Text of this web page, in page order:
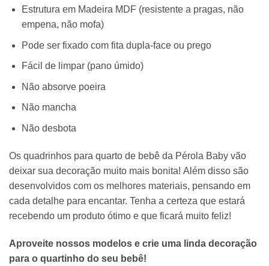
Estrutura em Madeira MDF (resistente a pragas, não
empena, não mofa)
Pode ser fixado com fita dupla-face ou prego
Fácil de limpar (pano úmido)
Não absorve poeira
Não mancha
Não desbota
Os quadrinhos para quarto de bebê da Pérola Baby vão
deixar sua decoração muito mais bonita! Além disso são
desenvolvidos com os melhores materiais, pensando em
cada detalhe para encantar. Tenha a certeza que estará
recebendo um produto ótimo e que ficará muito feliz!
Aproveite nossos modelos e crie uma linda decoração
para o quartinho do seu bebê!